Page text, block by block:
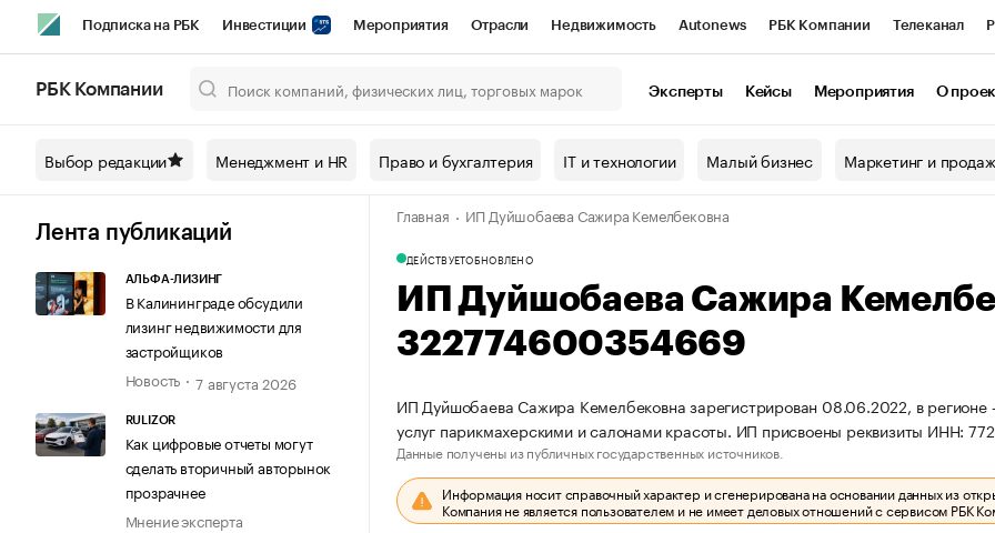
Подписка на РБК Инвестиции Мероприятия Отрасли Недвижимость Autonews РБК Компании Телеканал
Спецпроекты СПб Конференции СПб Спецпроекты Проверка контрагентов
Технологии и медиа Рынок наличной валюты
РБК Компании Эксперты Кейсы Мероприятия О
Выбор редакции Менеджмент и HR Право и бухгалтерия IT и технологии Малый бизнес Маркетинг и
Лента публикаций
АЛЬФА-ЛИЗИНГ
В Калининграде обсудили
лизинг недвижимости для
застройщиков
Новость
7 августа 2026
RULIZOR
Как цифровые отчеты могут
сделать вторичный авторынок
прозрачнее
Мнение эксперта
Главная ИП Дуйшобаева Сажира Кемелбековна
ДЕЙСТВУЕТОБНОВЛЕНО
ИП Дуйшобаева Сажира
322774600354669
ИП Дуйшобаева Сажира Кемелбековна зарегистрирован 08.06.2022, в регионе
услуг парикмахерскими и салонами красоты. ИП присвоены реквизиты ИНН:
Данные получены из публичных государственных источников.
Информация носит справочный характер и сгенерирована на основании данных из
Компания не является пользователем и не имеет деловых отношений с сервисом РБК